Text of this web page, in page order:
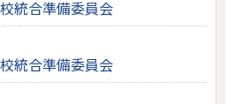
統合準備委員会
統合準備委員会